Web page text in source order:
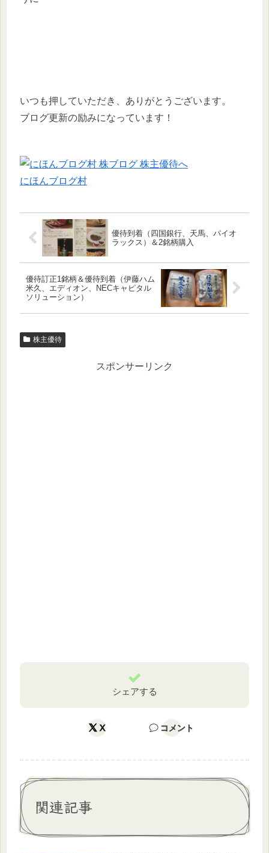
いつも押していただき、ありがとうございます。
ブログ更新の励みになっています！
にほんブログ村
優待到着（四国銀行、天馬、パイオ
ラックス）＆2銘柄購入
優待訂正1銘柄＆優待到着（伊藤ハム
米久、エディオン、NECキャピタル
ソリューション）
株主優待
スポンサーリンク
シェアする
X コメント
関連記事